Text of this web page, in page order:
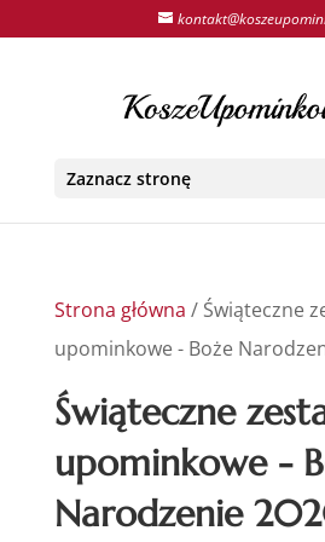
Zaznacz stronę
Strona główna / Świąteczne
upominkowe - Boże
Świąteczne
upominkowe -
Narodzenie